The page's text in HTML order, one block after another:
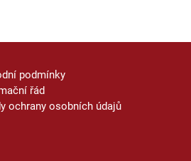
podmínky
řád
ochrany osobních údajů